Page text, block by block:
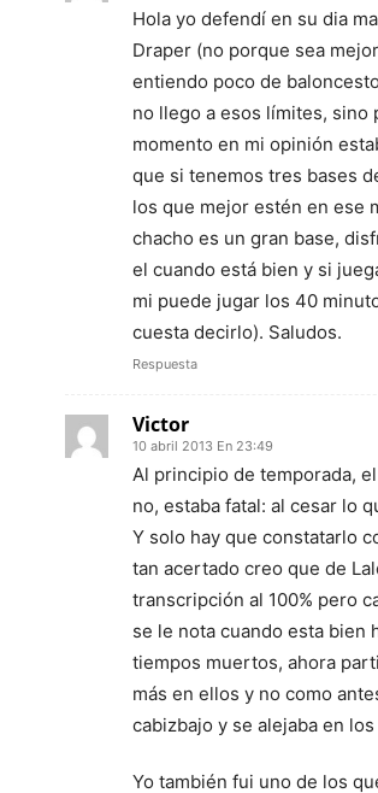
Hola yo defendí en su dia
Draper (no porque sea
entiendo poco de
no llego a esos límites, sino
momento en mi opinión
que si tenemos tres bases
los que mejor estén en ese
chacho es un gran base,
el cuando está bien y si
mi puede jugar los 40
cuesta decirlo). Saludos.
Respuesta
Victor
10 abril 2013 En 23:49
Al principio de temporada,
no, estaba fatal: al cesar lo
Y solo hay que constatarlo
tan acertado creo que de
transcripción al 100% pero
se le nota cuando esta bien
tiempos muertos, ahora
más en ellos y no como
cabizbajo y se alejaba en
Yo también fui uno de los